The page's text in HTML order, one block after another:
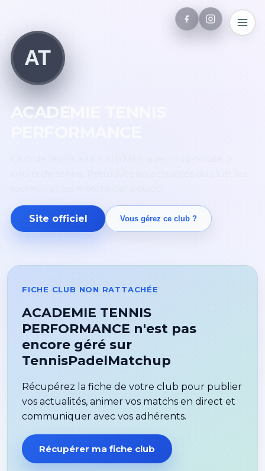
AT
ACADEMIE TENNIS
Site officiel Vous gérez ce club ?
FICHE CLUB NON RATTACHÉE
ACADEMIE TENNIS
PERFORMANCE n'est pas
encore géré sur
TennisPadelMatchup
Récupérez la fiche de votre club pour publier
vos actualités, animer vos matchs en direct et
communiquer avec vos adhérents.
Récupérer ma fiche club